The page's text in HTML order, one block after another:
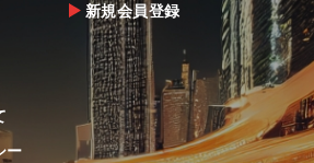
具合があった場合は商品出荷
絡をお願いします。
工・装着後の交換や返品は、
切お受けできません。
状況は写真等をお願いする場
ー
新規会員登録